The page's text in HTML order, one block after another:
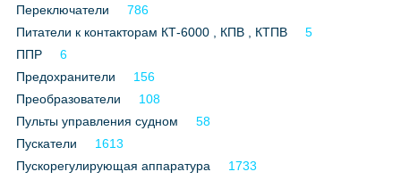
Переключатели
786
Питатели к контакторам КТ-6000 , КПВ , КТПВ
5
ППР
6
Предохранители
156
Преобразователи
108
Пульты управления судном
58
Пускатели
1613
Пускорегулирующая аппаратура
1733